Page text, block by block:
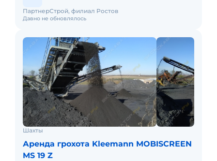
Давно не обновлялось
ПартнерСтрой, филиал Ростов
Шахты
Аренда грохота Kleemann MOBISCREEN
MS 19 Z